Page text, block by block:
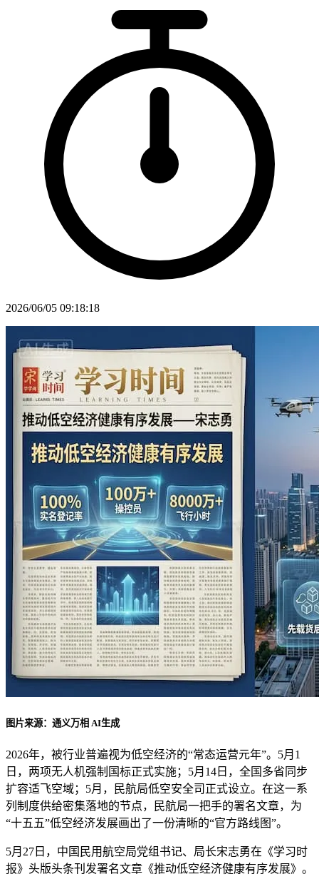
2026/06/05 09:18:18
图片来源：通义万相 AI生成
2026年，被行业普遍视为低空经济的“常态运营元年”。5月1
日，两项无人机强制国标正式实施；5月14日，全国多省同步
扩容适飞空域；5月，民航局低空安全司正式设立。在这一系
列制度供给密集落地的节点，民航局一把手的署名文章，为
“十五五”低空经济发展画出了一份清晰的“官方路线图”。
5月27日，中国民用航空局党组书记、局长宋志勇在《学习时
报》头版头条刊发署名文章《推动低空经济健康有序发展》。